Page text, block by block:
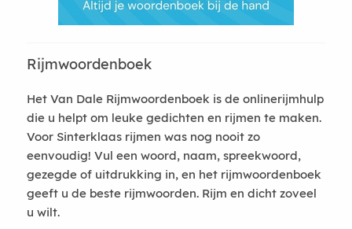
Rijmwoordenboek
Het Van Dale Rijmwoordenboek is de onlinerijmhulp
die u helpt om leuke gedichten en rijmen te maken.
Voor Sinterklaas rijmen was nog nooit zo
eenvoudig! Vul een woord, naam, spreekwoord,
gezegde of uitdrukking in, en het rijmwoordenboek
geeft u de beste rijmwoorden. Rijm en dicht zoveel
u wilt.